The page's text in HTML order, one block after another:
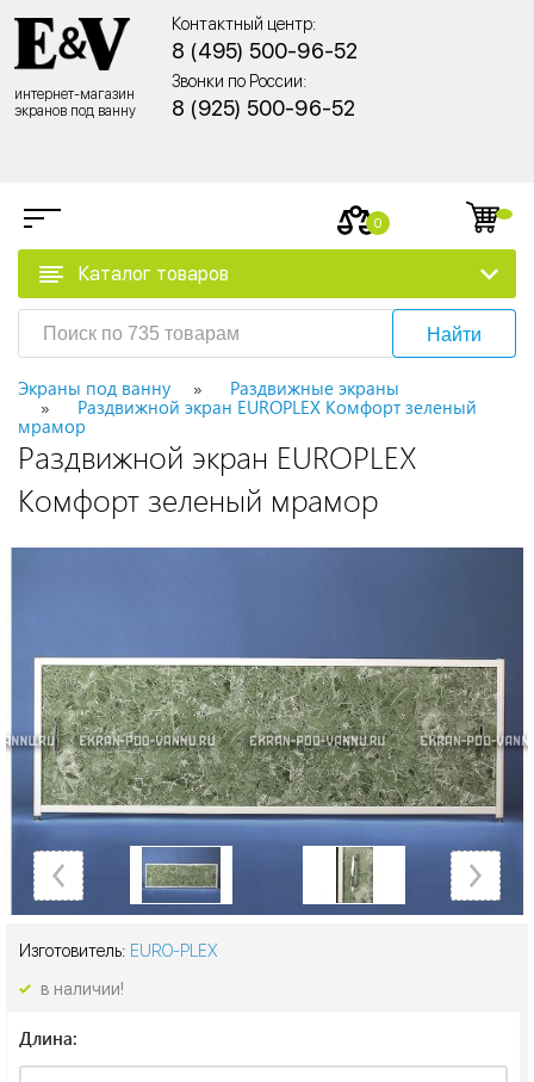
интернет-магазин
экранов под ванну
Контактный центр:
8 (495) 500-96-52
Звонки по России:
8 (925) 500-96-52
0
Каталог товаров
Найти
Экраны под ванну
Раздвижные экраны
Раздвижной экран EUROPLEX Комфорт зеленый
мрамор
Раздвижной экран EUROPLEX
Комфорт зеленый мрамор
Изготовитель: EURO-PLEX
в наличии!
Длина: